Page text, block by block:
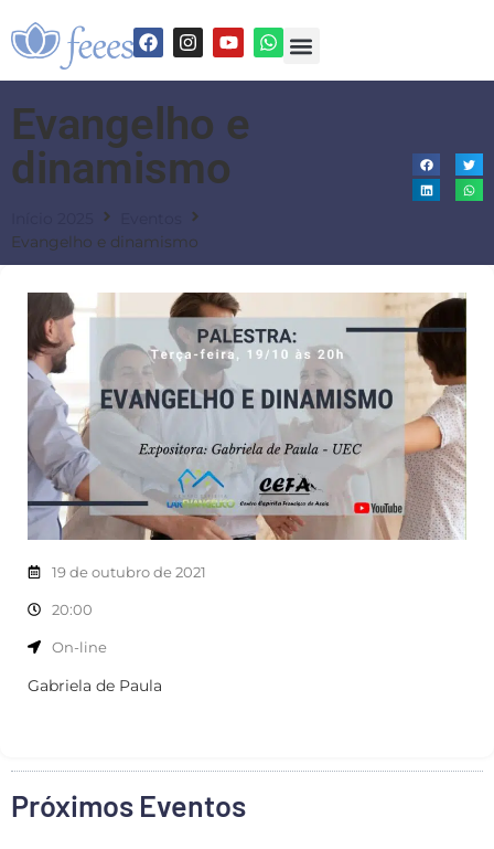
Evangelho e
dinamismo
Evangelho e dinamismo
19 de outubro de 2021
20:00
On-line
Gabriela de Paula
Próximos Eventos